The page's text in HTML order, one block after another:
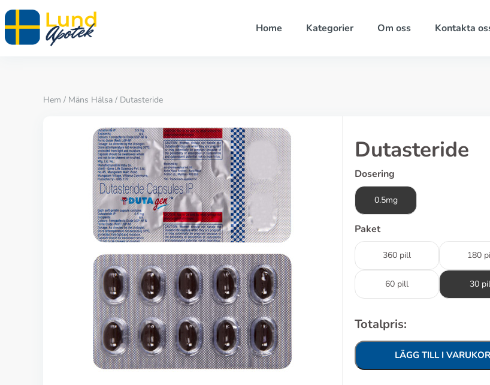
Home Kategorier Om oss Kontakta
Hem / Mäns Hälsa / Dutasteride
Dutasteride
Dosering
0.5mg
Paket
360 pill 180
60 pill 30
Totalpris:
LÄGG TILL I